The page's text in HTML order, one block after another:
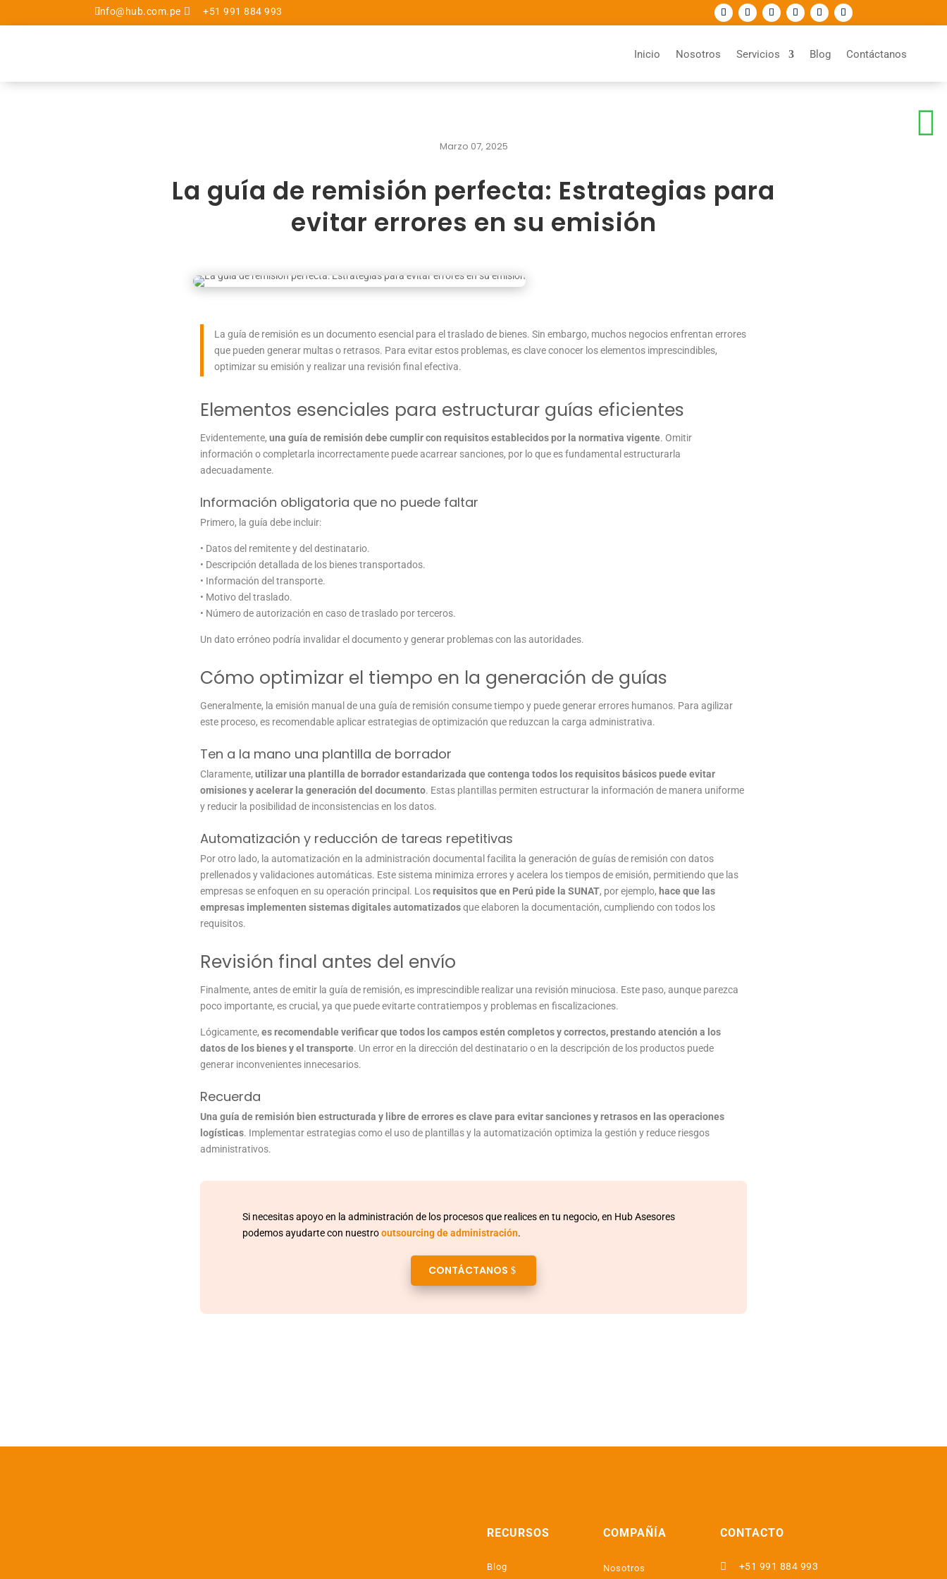
info@hub.com.pe  +51 991 884 993
Inicio Nosotros Servicios Blog Contáctanos
Marzo 07, 2025
La guía de remisión perfecta: Estrategias para
evitar errores en su emisión
La guía de remisión es un documento esencial para el traslado de bienes. Sin embargo, muchos negocios enfrentan errores
que pueden generar multas o retrasos. Para evitar estos problemas, es clave conocer los elementos imprescindibles,
optimizar su emisión y realizar una revisión final efectiva.
Elementos esenciales para estructurar guías eficientes
Evidentemente,una guía de remisión debe cumplir con requisitos establecidos por la normativa vigente. Omitir
información o completarla incorrectamente puede acarrear sanciones, por lo que es fundamental estructurarla
adecuadamente.
Información obligatoria que no puede faltar
Primero, la guía debe incluir:
• Datos del remitente y del destinatario.
• Descripción detallada de los bienes transportados.
• Información del transporte.
• Motivo del traslado.
• Número de autorización en caso de traslado por terceros.
Un dato erróneo podría invalidar el documento y generar problemas con las autoridades.
Cómo optimizar el tiempo en la generación de guías
Generalmente, la emisión manual de una guía de remisión consume tiempo y puede generar errores humanos. Para agilizar
este proceso, es recomendable aplicar estrategias de optimización que reduzcan la carga administrativa.
Ten a la mano una plantilla de borrador
Claramente,utilizar una plantilla de borrador estandarizada que contenga todos los requisitos básicos puede evitar
omisiones y acelerar la generación del documento. Estas plantillas permiten estructurar la información de manera uniforme
y reducir la posibilidad de inconsistencias en los datos.
Automatización y reducción de tareas repetitivas
Por otro lado, la automatización en la administración documental facilita la generación de guías de remisión con datos
prellenados y validaciones automáticas. Este sistema minimiza errores y acelera los tiempos de emisión, permitiendo que las
empresas se enfoquen en su operación principal. Losrequisitos que en Perú pide la SUNAT, por ejemplo, hace que las
empresas implementen sistemas digitales automatizadosque elaboren la documentación, cumpliendo con todos los
requisitos.
Revisión final antes del envío
Finalmente, antes de emitir la guía de remisión, es imprescindible realizar una revisión minuciosa. Este paso, aunque parezca
poco importante, es crucial, ya que puede evitarte contratiempos y problemas en fiscalizaciones.
Lógicamente,es recomendable verificar que todos los campos estén completos y correctos, prestando atención a los
datos de los bienes y el transporte. Un error en la dirección del destinatario o en la descripción de los productos puede
generar inconvenientes innecesarios.
Recuerda
Una guía de remisión bien estructurada y libre de errores es clave para evitar sanciones y retrasos en las operaciones
logísticas. Implementar estrategias como el uso de plantillas y la automatización optimiza la gestión y reduce riesgos
administrativos.
Si necesitas apoyo en la administración de los procesos que realices en tu negocio, en Hub Asesores
podemos ayudarte con nuestrooutsourcing de administración.
CONTÁCTANOS

RECURSOS
Blog
COMPAÑÍA
Nosotros
CONTACTO
 +51 991 884 993